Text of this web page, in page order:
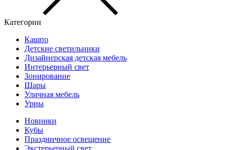
Категории
Кашпо
Детские светильники
Дизайнерская детская мебель
Интерьерный свет
Зонирование
Шары
Уличная мебель
Урны
Новинки
Кубы
Праздничное освещение
Экстерьерный свет